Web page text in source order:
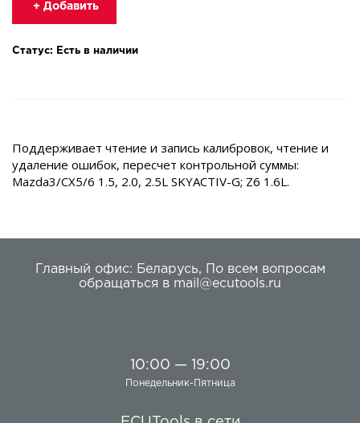
+ Добавить
Статус: Есть в наличии
Поддерживает чтение и запись калибровок, чтение и
удаление ошибок, пересчет контрольной суммы:
Mazda3/CX5/6 1.5, 2.0, 2.5L SKYACTIV-G; Z6 1.6L.
Главный офис: Беларусь,
По всем вопросам
обращаться в mail@ecutools.ru
10:00 — 19:00
Понедельник-Пятница